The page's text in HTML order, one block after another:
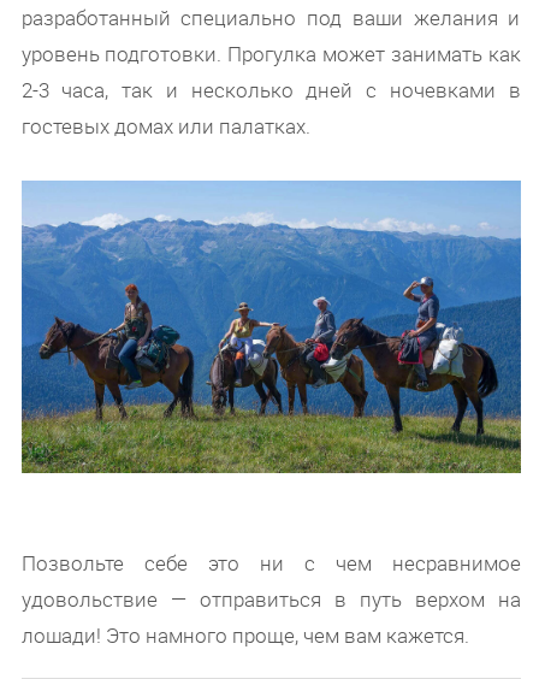
разработанный специально под ваши желания и
уровень подготовки. Прогулка может занимать как
2-3 часа, так и несколько дней с ночевками в
гостевых домах или палатках.
Позвольте себе это ни с чем несравнимое
удовольствие — отправиться в путь верхом на
лошади! Это намного проще, чем вам кажется.